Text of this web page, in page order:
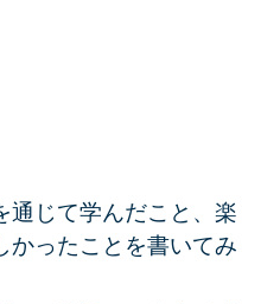
通じて学んだこと、楽
かったことを書いてみ